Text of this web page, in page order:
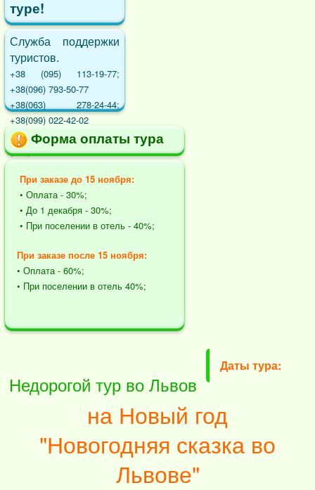
туре!
Служба поддержки
туристов.
+38 (095) 113-19-77;
+38(096) 793-50-77
+38(063) 278-24-44;
+38(099) 022-42-02
+38 (096) 273-14-22; +38
(063) 026-49-39
Форма оплаты тура
При заказе до 15 ноября:
• Оплата - 30%;
• До 1 декабря - 30%;
• При поселении в отель - 40%;
При заказе после 15 ноября:
• Оплата - 60%;
• При поселении в отель 40%;
Даты тура:
Недорогой тур во Львов
на Новый год
"Новогодняя сказка во
Львове"